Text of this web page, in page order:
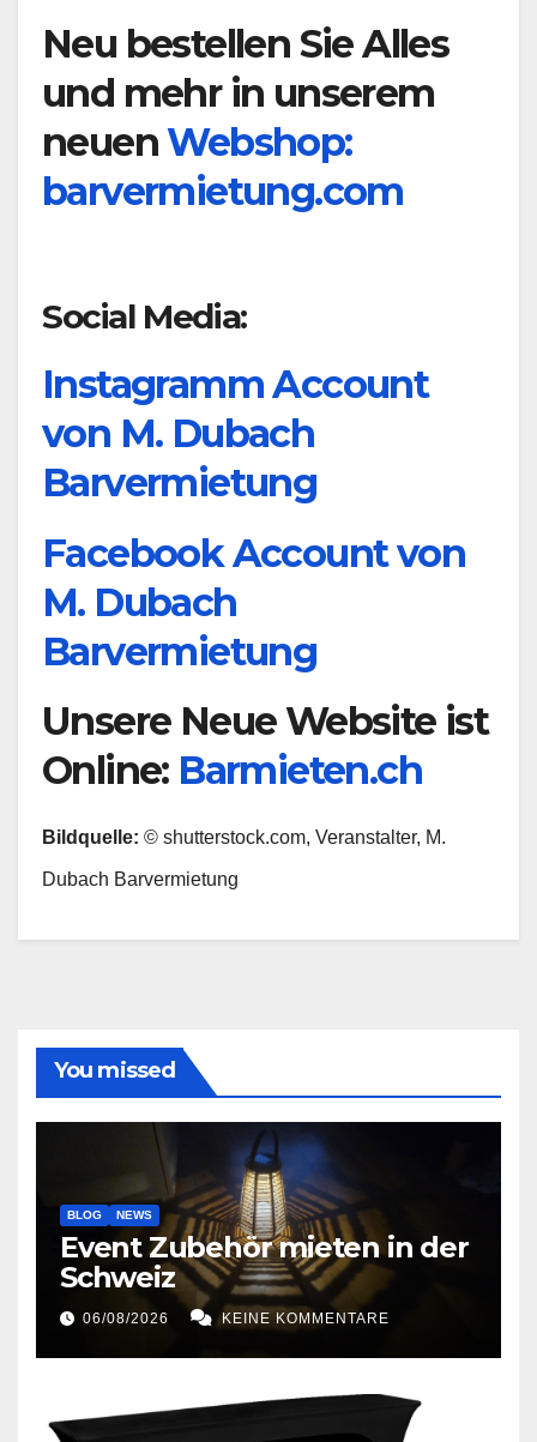
Neu bestellen Sie Alles
und mehr in unserem
neuenWebshop:
barvermietung.com
Social Media:
Instagramm Account
von M. Dubach
Barvermietung
Facebook Account von
M. Dubach
Barvermietung
Unsere Neue Website ist
Online: Barmieten.ch
Bildquelle: © shutterstock.com, Veranstalter, M.
Dubach Barvermietung
You missed
BLOG NEWS
Event Zubehör mieten in der
Schweiz
06/08/2026 KEINE KOMMENTARE